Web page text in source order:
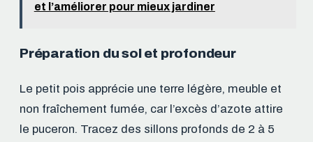
et l’améliorer pour mieux jardiner
Préparation du sol et profondeur
Le petit pois apprécie une terre légère, meuble et
non fraîchement fumée, car l’excès d’azote attire
le puceron. Tracez des sillons profonds de 2 à 5